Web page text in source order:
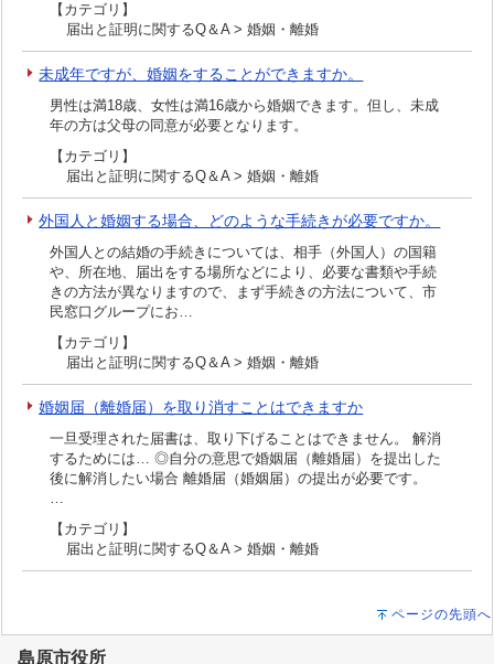
【カテゴリ】
届出と証明に関するQ＆A > 婚姻・離婚
未成年ですが、婚姻をすることができますか。
男性は満18歳、女性は満16歳から婚姻できます。但し、未成
年の方は父母の同意が必要となります。
【カテゴリ】
届出と証明に関するQ＆A > 婚姻・離婚
外国人と婚姻する場合、どのような手続きが必要ですか。
外国人との結婚の手続きについては、相手（外国人）の国籍
や、所在地、届出をする場所などにより、必要な書類や手続
きの方法が異なりますので、まず手続きの方法について、市
民窓口グループにお…
【カテゴリ】
届出と証明に関するQ＆A > 婚姻・離婚
婚姻届（離婚届）を取り消すことはできますか
一旦受理された届書は、取り下げることはできません。 解消
するためには… ◎自分の意思で婚姻届（離婚届）を提出した
後に解消したい場合 離婚届（婚姻届）の提出が必要です。
…
【カテゴリ】
届出と証明に関するQ＆A > 婚姻・離婚
ページの先頭へ
島原市役所